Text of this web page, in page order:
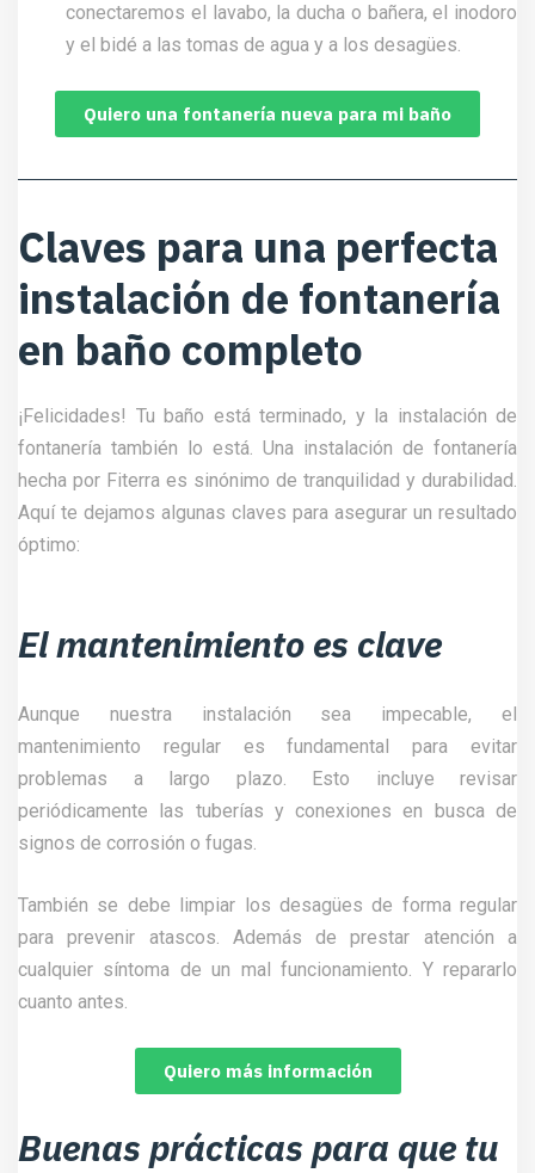
conectaremos el lavabo, la ducha o bañera, el inodoro
y el bidé a las tomas de agua y a los desagües.
Quiero una fontanería nueva para mi baño
Claves para una perfecta
instalación de fontanería
en baño completo
¡Felicidades! Tu baño está terminado, y la instalación de
fontanería también lo está. Una instalación de fontanería
hecha por Fiterra es sinónimo de tranquilidad y durabilidad.
Aquí te dejamos algunas claves para asegurar un resultado
óptimo:
El mantenimiento es clave
Aunque nuestra instalación sea impecable, el
mantenimiento regular es fundamental para evitar
problemas a largo plazo. Esto incluye revisar
periódicamente las tuberías y conexiones en busca de
signos de corrosión o fugas.
También se debe limpiar los desagües de forma regular
para prevenir atascos. Además de prestar atención a
cualquier síntoma de un mal funcionamiento. Y repararlo
cuanto antes.
Quiero más información
Buenas prácticas para que tu